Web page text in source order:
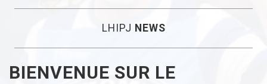
LHIPJ NEWS
BIENVENUE SUR LE